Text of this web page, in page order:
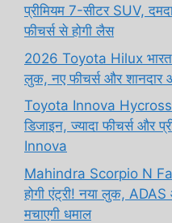
प्रीमियम 7-सीटर SUV,
फीचर्स से होगी लैस
2026 Toyota Hilux भारत
लुक, नए फीचर्स और शानदार
Toyota Innova
डिजाइन, ज्यादा फीचर्स और
Innova
Mahindra Scorpio N
होगी एंट्री! नया लुक,
मचाएगी धमाल